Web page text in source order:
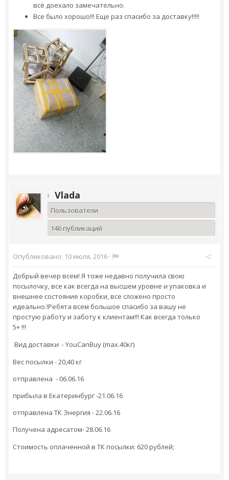
всё доехало замечательно.
Все было хорошо!!! Еще раз спасибо за доставку!!!!!
Vlada
Пользователи
146 публикаций
Опубликовано: 10 июля, 2016 ·
Добрый вечер всем! Я тоже недавно получила свою
посылочку, все как всегда на высшем уровне и упаковка и
внешнее состояние коробки, все сложено просто
идеально.!Ребята всем большое спасибо за вашу не
простую работу и заботу к клиентам!!! Как всегда только
5+ !!!
Вид доставки - YouCanBuy (max.40кг)
Вес посылки - 20,40 кг
отправлена - 06.06.16
прибыла в Екатеринбург -21.06.16
отправлена ТК Энергия - 22.06.16
Получена адресатом- 28.06.16
Стоимость оплаченной в ТК посылки: 620 рублей;